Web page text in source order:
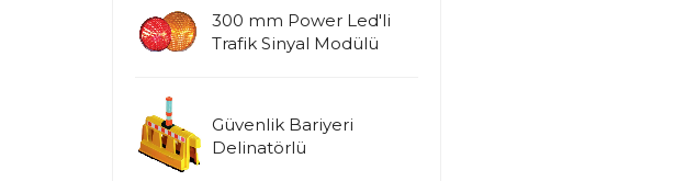
300 mm Power Led'li
Trafik Sinyal Modülü
Güvenlik Bariyeri
Delinatörlü